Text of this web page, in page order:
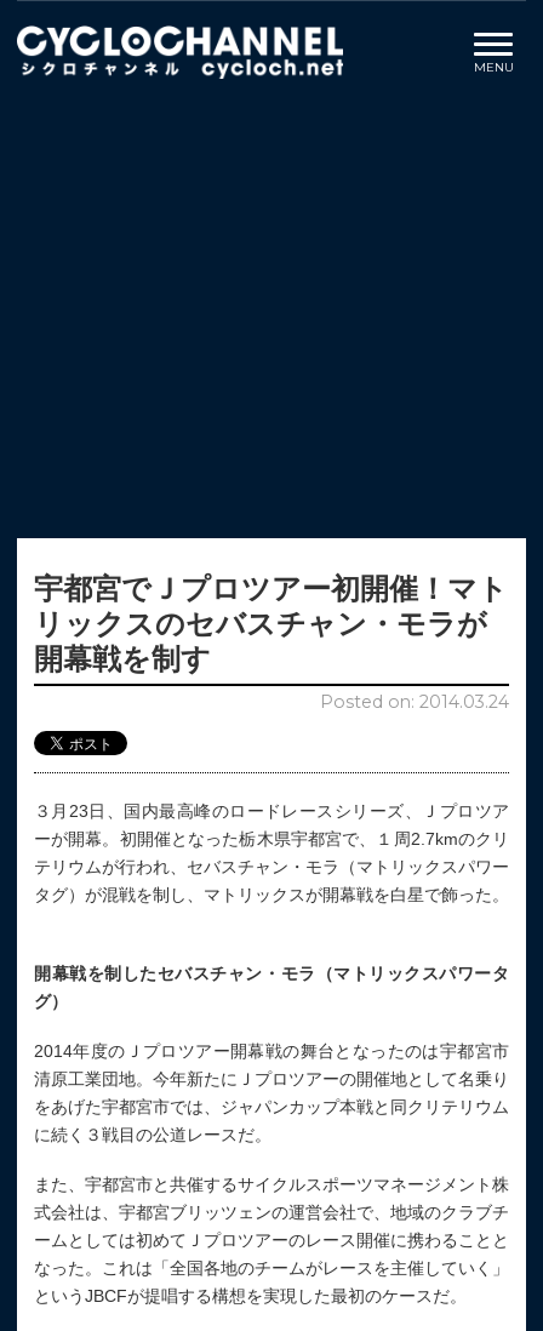
宇都宮でＪプロツアー初開催！マト
リックスのセバスチャン・モラが
開幕戦を制す
Posted on: 2014.03.24
３月23日、国内最高峰のロードレースシリーズ、Ｊプロツア
ーが開幕。初開催となった栃木県宇都宮で、１周2.7kmのクリ
テリウムが行われ、セバスチャン・モラ（マトリックスパワー
タグ）が混戦を制し、マトリックスが開幕戦を白星で飾った。
開幕戦を制したセバスチャン・モラ（マトリックスパワータ
グ）
2014年度のＪプロツアー開幕戦の舞台となったのは宇都宮市
清原工業団地。今年新たにＪプロツアーの開催地として名乗り
をあげた宇都宮市では、ジャパンカップ本戦と同クリテリウム
に続く３戦目の公道レースだ。
また、宇都宮市と共催するサイクルスポーツマネージメント株
式会社は、宇都宮ブリッツェンの運営会社で、地域のクラブチ
ームとしては初めてＪプロツアーのレース開催に携わることと
なった。これは「全国各地のチームがレースを主催していく」
というJBCFが提唱する構想を実現した最初のケースだ。